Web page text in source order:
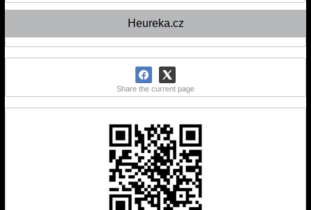
Heureka.cz
Share the current page